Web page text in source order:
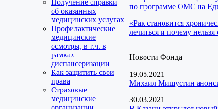
Получение справки
об оказанных
медицинских услугах
Профилактические
медицинские
осмотры, в т.ч. в
рамках
диспансеризации
Как защитить свои
права
Страховые
медицинские
организации
по программе ОМС на
«Рак становится
лечиться и почему нельзя
Новости Фонда
19.05.2021
Михаил Мишустин
30.03.2021